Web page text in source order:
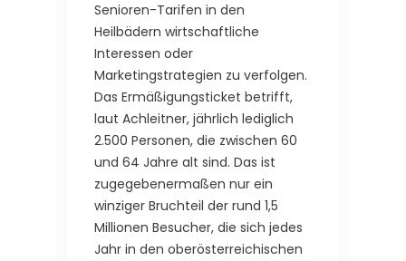
Senioren-Tarifen in den
Heilbädern wirtschaftliche
Interessen oder
Marketingstrategien zu verfolgen.
Das Ermäßigungsticket betrifft,
laut Achleitner, jährlich lediglich
2.500 Personen, die zwischen 60
und 64 Jahre alt sind. Das ist
zugegebenermaßen nur ein
winziger Bruchteil der rund 1,5
Millionen Besucher, die sich jedes
Jahr in den oberösterreichischen